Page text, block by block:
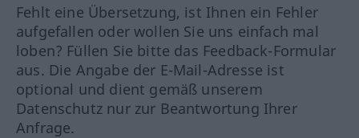
Fehlt eine Übersetzung, ist Ihnen ein Fehler
aufgefallen oder wollen Sie uns einfach mal
loben? Füllen Sie bitte das Feedback-Formular
aus. Die Angabe der E-Mail-Adresse ist
optional und dient gemäß unserem
Datenschutz nur zur Beantwortung Ihrer
Anfrage.